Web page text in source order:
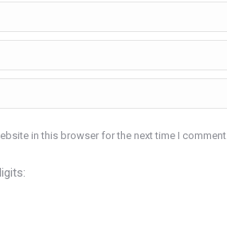
in this browser for the next time I comment.